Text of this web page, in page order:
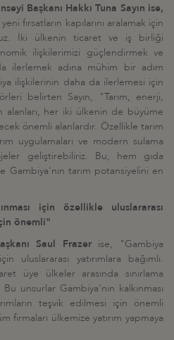
Başkanı Hakkı Tuna Sayın ise,
fırsatların kapılarını aralamak için
İki ülkenin ticaret ve iş birliği
ilişkilerimizi güçlendirmek ve
ilerlemek adına mühim bir adım
ilişkilerinin daha da ilerlemesi için
belirten Sayın, "Tarım, enerji,
alanları, her iki ülkenin de büyüme
önemli alanlardır. Özellikle tarım
uygulamaları ve modern sulama
geliştirebiliriz. Bu, hem gıda
Gambiya'nın tarım potansiyelini en
için özellikle uluslararası
önemli"
Saul Frazerise, "Gambiya
uluslararası yatırımlara bağımlı.
üye ülkeler arasında sınırlama
unsurlar Gambiya'nın kalkınması
teşvik edilmesi için önemli
firmaları ülkemize yatırım yapmaya